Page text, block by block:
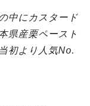
中にカスタード
県産栗ペースト
初より人気No.